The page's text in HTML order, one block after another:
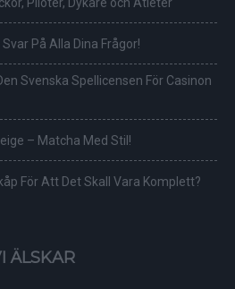
På Alla Dina Frågor!
Svenska Spellicensen För Casinon
– Matcha Med Stil!
För Att Det Skall Vara Komplett?
ÄLSKAR